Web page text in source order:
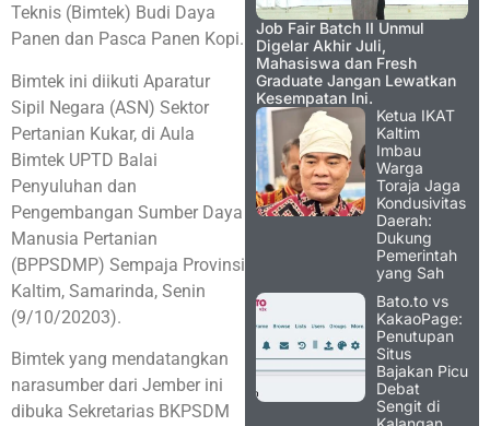
Teknis (Bimtek) Budi Daya
Panen dan Pasca Panen Kopi.
Bimtek ini diikuti Aparatur
Sipil Negara (ASN) Sektor
Pertanian Kukar, di Aula
Bimtek UPTD Balai
Penyuluhan dan
Pengembangan Sumber Daya
Manusia Pertanian
(BPPSDMP) Sempaja Provinsi
Kaltim, Samarinda, Senin
(9/10/20203).
Bimtek yang mendatangkan
narasumber dari Jember ini
dibuka Sekretarias BKPSDM
Job Fair Batch II Unmul
Digelar Akhir Juli,
Mahasiswa dan Fresh
Graduate Jangan Lewatkan
Kesempatan Ini.
Ketua IKAT
Kaltim
Imbau
Warga
Toraja Jaga
Kondusivitas
Daerah:
Dukung
Pemerintah
yang Sah
Bato.to vs
KakaoPage:
Penutupan
Situs
Bajakan Picu
Debat
Sengit di